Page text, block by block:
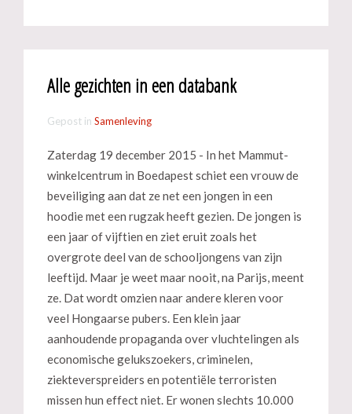
Alle gezichten in een databank
Gepost in Samenleving
Zaterdag 19 december 2015 - In het Mammut-
winkelcentrum in Boedapest schiet een vrouw de
beveiliging aan dat ze net een jongen in een
hoodie met een rugzak heeft gezien. De jongen is
een jaar of vijftien en ziet eruit zoals het
overgrote deel van de schooljongens van zijn
leeftijd. Maar je weet maar nooit, na Parijs, meent
ze. Dat wordt omzien naar andere kleren voor
veel Hongaarse pubers. Een klein jaar
aanhoudende propaganda over vluchtelingen als
economische gelukszoekers, criminelen,
ziekteverspreiders en potentiële terroristen
missen hun effect niet. Er wonen slechts 10.000